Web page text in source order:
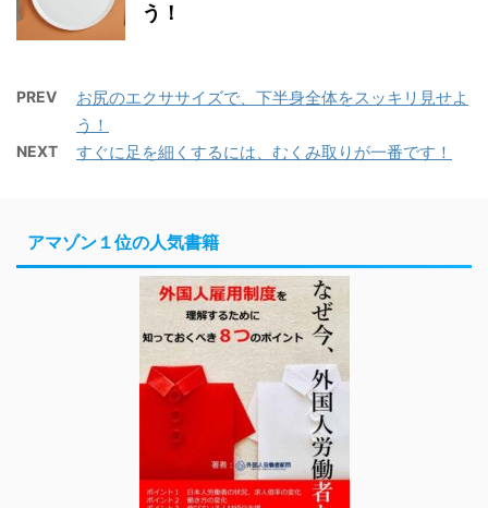
う！
PREV
お尻のエクササイズで、下半身全体をスッキリ見せよ
う！
NEXT すぐに足を細くするには、むくみ取りが一番です！
アマゾン１位の人気書籍